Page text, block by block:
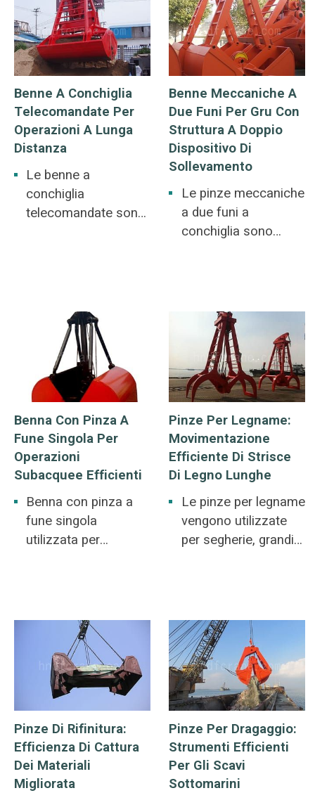
Benne A Conchiglia
Telecomandate Per
Operazioni A Lunga
Distanza
Le benne a
conchiglia
telecomandate sono
polverizzato.
Benne Meccaniche A
Due Funi Per Gru Con
Struttura A Doppio
Dispositivo Di
Sollevamento
Le pinze meccaniche
a due funi a
conchiglia sono
montagna. Sabbia
gialla, carbone,
polvere di minerale,
fertilizzante alla
rinfusa.
Benna Con Pinza A
Fune Singola Per
Operazioni
Subacquee Efficienti
Benna con pinza a
fune singola
utilizzata per
decontaminazione
dei fiumi.
Pinze Per Legname:
Movimentazione
Efficiente Di Strisce
Di Legno Lunghe
Le pinze per legname
vengono utilizzate
per segherie, grandi
Pinze Di Rifinitura:
Efficienza Di Cattura
Dei Materiali
Migliorata
Pinze Per Dragaggio:
Strumenti Efficienti
Per Gli Scavi
Sottomarini